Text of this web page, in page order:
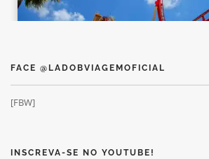
FACE @LADOBVIAGEMOFICIAL
[FBW]
INSCREVA-SE NO YOUTUBE!